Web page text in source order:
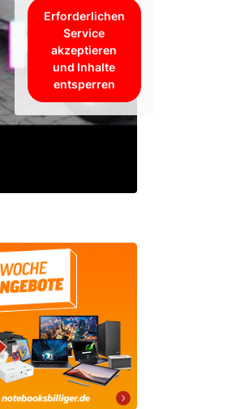
Erforderlichen
Service
akzeptieren
und Inhalte
entsperren